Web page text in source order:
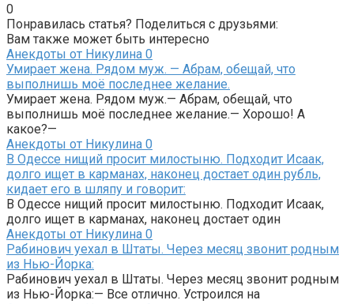
0
Понравилась статья? Поделиться с друзьями:
Вам также может быть интересно
Анекдоты от Никулина 0
Умирает жена. Рядом муж. — Абрам, обещай, что
выполнишь моё последнее желание.
Умирает жена. Рядом муж.— Абрам, обещай, что
выполнишь моё последнее желание.— Хорошо! А
какое?—
Анекдоты от Никулина 0
В Одессе нищий просит милостыню. Подходит Исаак,
долго ищет в карманах, наконец достает один рубль,
кидает его в шляпу и говорит:
В Одессе нищий просит милостыню. Подходит Исаак,
долго ищет в карманах, наконец достает один
Анекдоты от Никулина 0
Рабинович уехал в Штаты. Через месяц звонит родным
из Нью-Йорка:
Рабинович уехал в Штаты. Через месяц звонит родным
из Нью-Йорка:— Все отлично. Устроился на